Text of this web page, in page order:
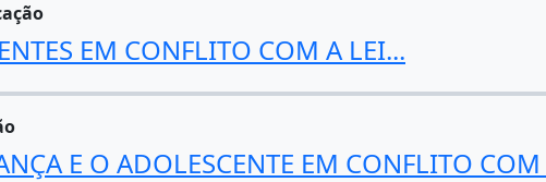
EM CONFLITO COM A LEI...
E O ADOLESCENTE EM CONFLITO